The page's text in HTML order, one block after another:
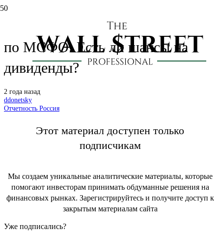
ЛСР: отчет за I полугодие 2024
по МСФО. Есть ли шансы на
дивиденды?
2 года назад
ddonetsky
Отчетность Россия
Этот материал доступен только
подписчикам
Мы создаем уникальные аналитические материалы, которые
помогают инвесторам принимать обдуманные решения на
финансовых рынках. Зарегистрируйтесь и получите доступ к
закрытым материалам сайта
Уже подписались?